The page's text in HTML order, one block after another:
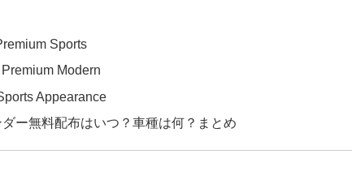
Sports
Modern
Appearance
ー無料配布はいつ？車種は何？まとめ